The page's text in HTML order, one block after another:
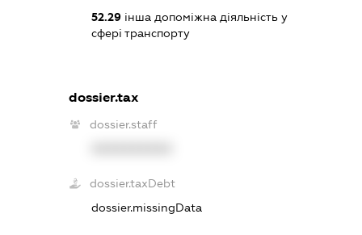
52.29інша допоміжна діяльність у
сфері транспорту
dossier.tax
dossier.staff
dossier.taxDebt
dossier.missingData